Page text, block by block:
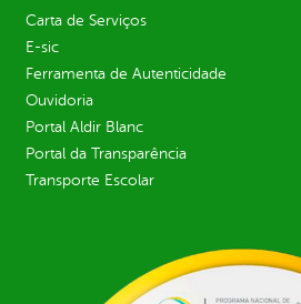
Carta de Serviços
E-sic
Ferramenta de Autenticidade
Ouvidoria
Portal Aldir Blanc
Portal da Transparência
Transporte Escolar